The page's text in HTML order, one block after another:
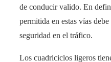
de conducir valido. En
permitida en estas vías
seguridad en el tráfico.
Los cuadriciclos ligeros